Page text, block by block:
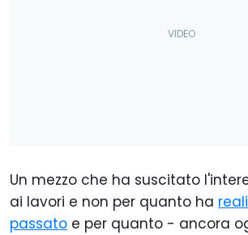
Un mezzo che ha suscitato
ai lavori e non per quanto ha
passato e per quanto - ancora